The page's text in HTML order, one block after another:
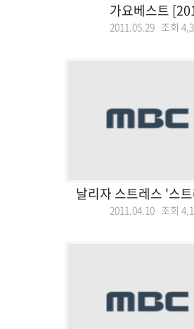
가요베스트
2011.05.29 조회
날리자 스트레스 '스
2011.04.10 조회